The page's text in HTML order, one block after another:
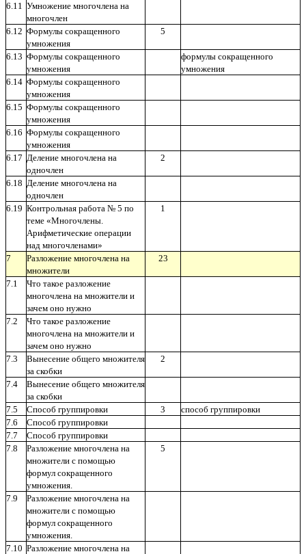
6.11 Умножение многочлена на
многочлен
6.12 Формулы сокращенного
умножения
5
6.13 Формулы сокращенного
умножения
формулы сокращенного
умножения
6.14 Формулы сокращенного
умножения
6.15 Формулы сокращенного
умножения
6.16 Формулы сокращенного
умножения
6.17 Деление многочлена на
одночлен
2
6.18 Деление многочлена на
одночлен
6.19 Контрольная работа № 5 по
теме «Многочлены.
Арифметические операции
над многочленами»
1
7
Разложение многочлена на
множители
23
7.1
Что такое разложение
многочлена на множители и
зачем оно нужно
7.2
Что такое разложение
многочлена на множители и
зачем оно нужно
7.3
Вынесение общего множителя
за скобки
2
7.4
Вынесение общего множителя
за скобки
7.5
Способ группировки 3
способ группировки
7.6
Способ группировки
7.7
Способ группировки
7.8
Разложение многочлена на
множители с помощью
формул сокращенного
умножения.
5
7.9
Разложение многочлена на
множители с помощью
формул сокращенного
умножения.
7.10 Разложение многочлена на